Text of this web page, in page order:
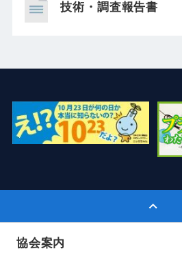
技術・調査報告書
協会案内